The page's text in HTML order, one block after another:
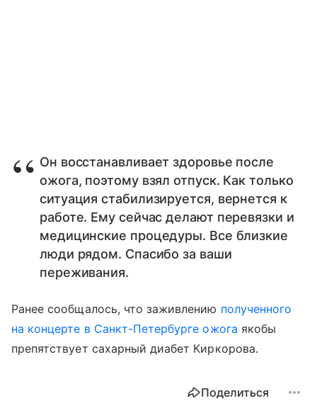
Он восстанавливает здоровье после
ожога, поэтому взял отпуск. Как только
ситуация стабилизируется, вернется к
работе. Ему сейчас делают перевязки и
медицинские процедуры. Все близкие
люди рядом. Спасибо за ваши
переживания.
Ранее сообщалось, что заживлению полученного
на концерте в Санкт-Петербурге ожога якобы
препятствует сахарный диабет Киркорова.
Поделиться